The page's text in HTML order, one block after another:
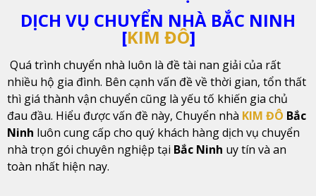
DỊCH VỤ CHUYỂN NHÀ BẮC NINH
[KIM ĐÔ]
Quá trình chuyển nhà luôn là đề tài nan giải của rất
nhiều hộ gia đình. Bên cạnh vấn đề về thời gian, tổn thất
thì giá thành vận chuyển cũng là yếu tố khiến gia chủ
đau đầu. Hiểu được vấn đề này, Chuyển nhà KIM ĐÔ Bắc
Ninh luôn cung cấp cho quý khách hàng dịch vụ chuyển
nhà trọn gói chuyên nghiệp tại Bắc Ninh uy tín và an
toàn nhất hiện nay.